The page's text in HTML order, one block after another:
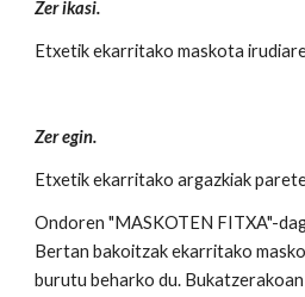
Zer ikasi.
Etxetik ekarritako maskota
Zer egin.
Etxetik ekarritako argazkiak
Ondoren "MASKOTEN FITXA"-
Bertan bakoitzak ekarritako
burutu beharko du.